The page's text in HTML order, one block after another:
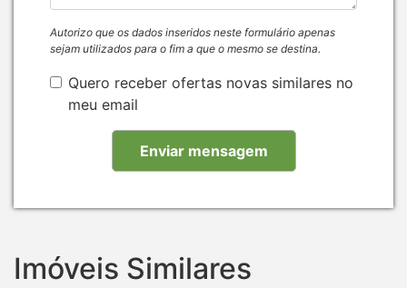
Autorizo que os dados inseridos neste formulário apenas
sejam utilizados para o fim a que o mesmo se destina.
Quero receber ofertas novas similares no
meu email
Imóveis Similares